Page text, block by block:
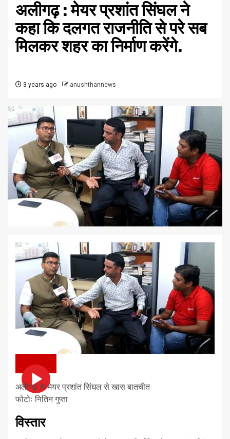
अलीगढ़ : मेयर प्रशांत सिंघल ने
कहा कि दलगत राजनीति से परे सब
मिलकर शहर का निर्माण करेंगे.
3 years ago anushthannews
अलीगढ़ के मेयर प्रशांत सिंघल से खास बातचीत
फोटोः नितिन गुप्ता
विस्तार